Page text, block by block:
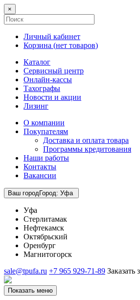
×
Личный кабинет
Корзина (нет товаров)
Каталог
Сервисный центр
Онлайн-кассы
Тахографы
Новости и акции
Лизинг
О компании
Покупателям
Доставка и оплата товара
Программы кредитования
Наши работы
Контакты
Вакансии
Ваш городГород: Уфа
Уфа
Стерлитамак
Нефтекамск
Октябрьский
Оренбург
Магнитогорск
sale@tpufa.ru +7 965 929-71-89 Заказать
Показать меню